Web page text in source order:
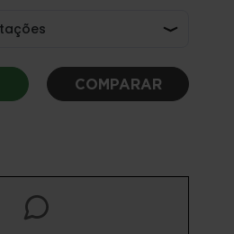
COMPARAR